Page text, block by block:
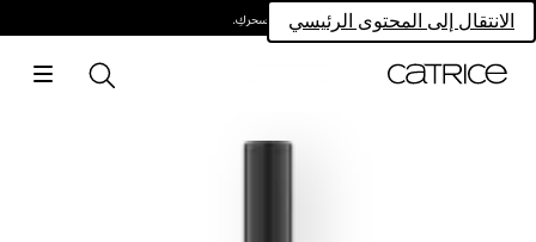
الانتقال إلى المحتوى الرئيسيامتلكي سحركِ.